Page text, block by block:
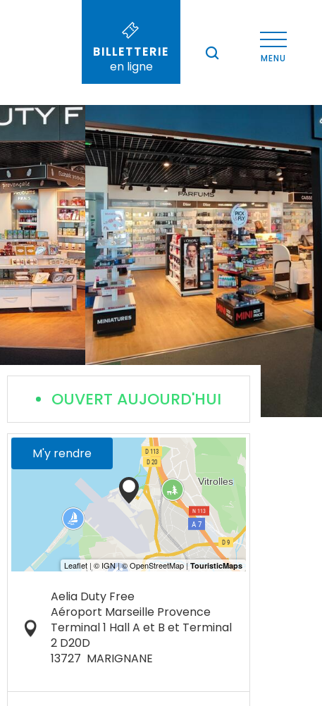
--°
BILLETTERIE
en ligne
MENU
Voir les photos (3)
OUVERT AUJOURD'HUI
M'y rendre
Aelia Duty Free
Aéroport Marseille Provence
Terminal 1 Hall A et B et Terminal
2 D20D
13727 MARIGNANE